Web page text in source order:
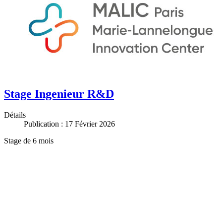
Stage Ingenieur R&D
Détails
Publication : 17 Février 2026
Stage de 6 mois